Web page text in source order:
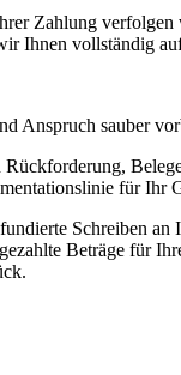
Zahlung
Ihnen vollständig
Anspruch sauber
für Ihr
Schreiben an
Beträge für